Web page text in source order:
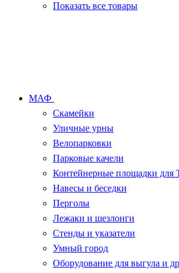
Показать все товары
МАФ
Скамейки
Уличные урны
Велопарковки
Парковые качели
Контейнерные площадки для
Навесы и беседки
Перголы
Лежаки и шезлонги
Стенды и указатели
Умный город
Оборудование для выгула и